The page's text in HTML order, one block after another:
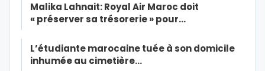
Malika Lahnait: Royal Air Maroc doit
« préserver sa trésorerie » pour…
L’étudiante marocaine tuée à son domicile
inhumée au cimetière…